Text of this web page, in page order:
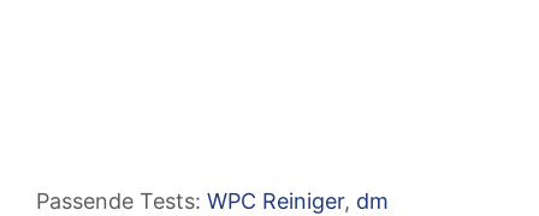
Passende Tests: WPC Reiniger, dm